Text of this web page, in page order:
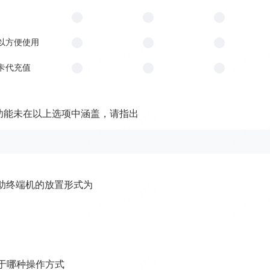
方便使用
代充值
未在以上选项中涵盖，请指出
终端机的放置形式为
哪种操作方式